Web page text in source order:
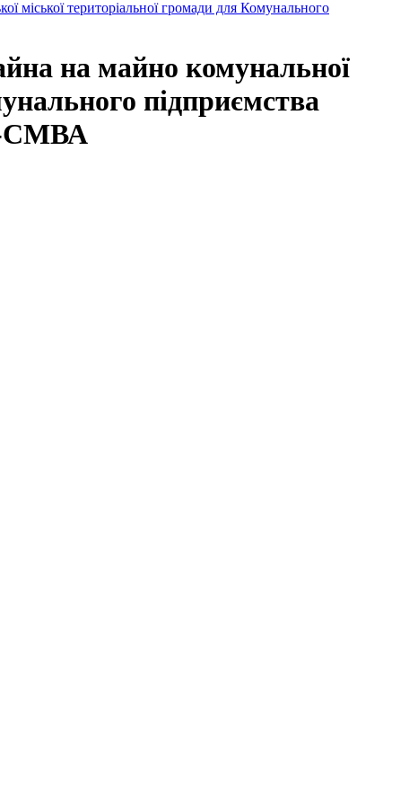
міської територіальної громади для Комунального
на майно комунальної
підприємства
СМВА